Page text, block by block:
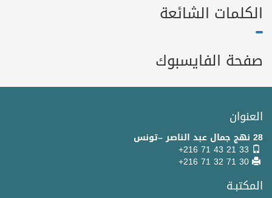
الكلمات الشائعة
صفحة الفايسبوك
العنوان
28 نهج جمال عبد الناصر –تونس
+216 71 43 21 33
+216 71 32 71 30
المكتبـة